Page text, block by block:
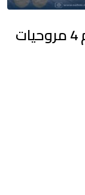
الجزائر تسلّم هبة عسكرية تضم 4 مروحيات